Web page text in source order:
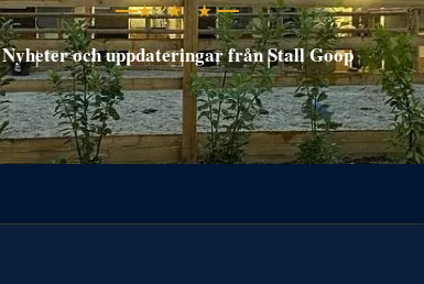
★ ★ ★
Nyheter och uppdateringar från Stall Goop